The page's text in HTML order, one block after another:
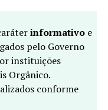
informativoe
pelo Governo
instituições
Orgânico.
conforme